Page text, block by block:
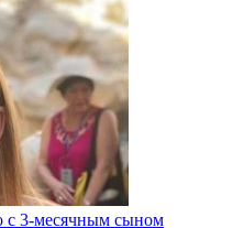
с 3-месячным сыном